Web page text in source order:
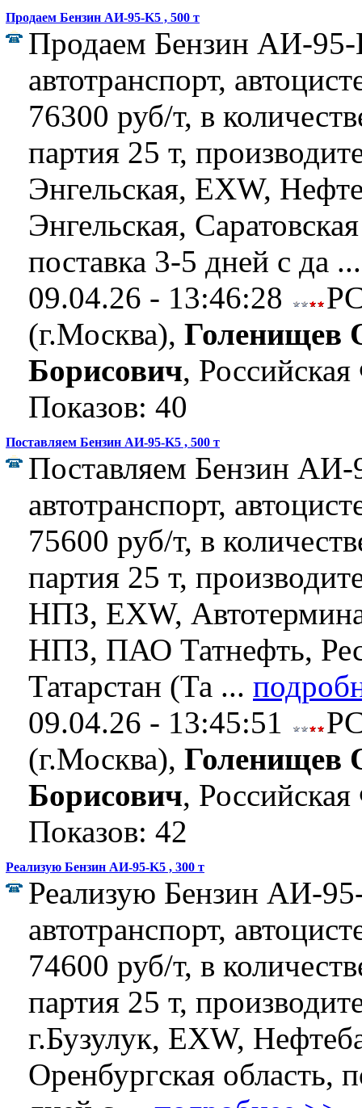
Продаем Бензин АИ-95-K5 , 500 т
Продаем Бензин АИ-
автотранспорт,
76300 руб/т, в
партия 25 т,
Энгельская, EXW,
Энгельская,
поставка 3-5 дней с да
09.04.26 - 13:46:28
(г.Москва), Голенищев
Борисович,
Показов: 40
Поставляем Бензин АИ-95-K5 , 500 т
Поставляем Бензин
автотранспорт,
75600 руб/т, в
партия 25 т,
НПЗ, EXW,
НПЗ, ПАО Татнефть,
Татарстан (Та ...
09.04.26 - 13:45:51
(г.Москва), Голенищев
Борисович,
Показов: 42
Реализую Бензин АИ-95-K5 , 300 т
Реализую Бензин АИ-
автотранспорт,
74600 руб/т, в
партия 25 т,
г.Бузулук, EXW,
Оренбургская область,